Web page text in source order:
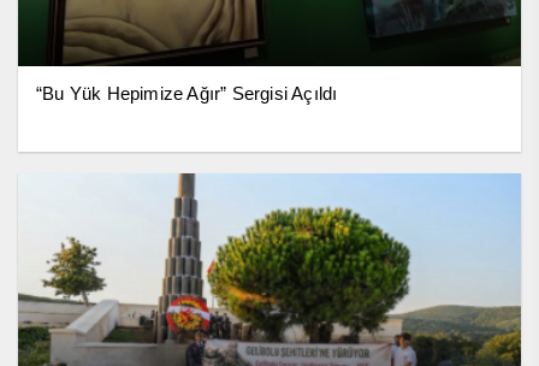
“Bu Yük Hepimize Ağır” Sergisi Açıldı